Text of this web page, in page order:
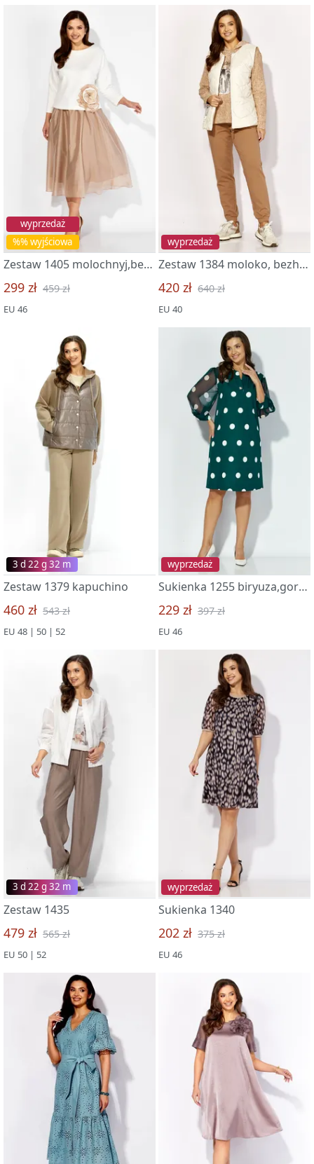
%% wyjściowa
wyprzedaż
Zestaw 1405 molochnyj,bezhevyj
299 zł 459 zł
EU 46
wyprzedaż
Zestaw 1384 moloko, bezhevyj
420 zł 640 zł
EU 40
3 d 22 g 32 m
Zestaw 1379 kapuchino
460 zł 543 zł
EU 48 | 50 | 52
wyprzedaż
Sukienka 1255 biryuza,gorox
229 zł 397 zł
EU 46
3 d 22 g 32 m
Zestaw 1435
479 zł 565 zł
EU 50 | 52
wyprzedaż
Sukienka 1340
202 zł 375 zł
EU 46